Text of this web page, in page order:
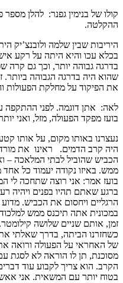
קולו של בנימין גפנר: להלן
ההקלטה.
היריבות שבין שלמה ולובנצ’יק
בכלא עכו והיא היתה על רקע
בדרגה גבוהה יותר, וכך גם קרה
שהוא היה בדרגה הגבוהה
את הפיקוד על מחלקת הפעולות
לאה: אתן דוגמה. לפני
בועז מפקד הפעולה, מזל, ואני יותר
נעצרנו באותו מקום, על אותו
היה קרב הדמים. ראינו את
הכביש שהוביל לבתי המלאכה –
ממש. באיזו נקודה יעמוד כל
בועז אמר: אני רוצה שתחכה לי
ברגע שאתם תהיו בפנים ויהיה
הרגליים ויחסום את הכביש.
במכונית אתה תיכנס ממש
זמן, אותם שניים שלושה
כשחזרנו הביתה, בדרך שאלתי
של האחראי על הפעולה ורואה
מסוכנת, תן לו הוראה לא לסגת
הקרב. הוא צריך לקבוע עוד
בטוח יותר עם המשאית. אני